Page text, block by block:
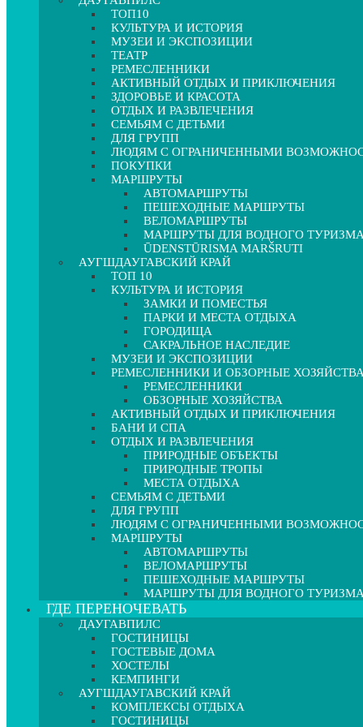
ТОП10
КУЛЬТУРА И ИСТОРИЯ
МУЗЕИ И ЭКСПОЗИЦИИ
ТЕАТР
РЕМЕСЛЕННИКИ
АКТИВНЫЙ ОТДЫХ И ПРИКЛЮЧЕНИЯ
ЗДОРОВЬЕ И КРАСОТА
ОТДЫХ И РАЗВЛЕЧЕНИЯ
СЕМЬЯМ С ДЕТЬМИ
ДЛЯ ГРУПП
ЛЮДЯМ С ОГРАНИЧЕННЫМИ
ПОКУПКИ
МАРШРУТЫ
АВТОМАРШРУТЫ
ПЕШЕХОДНЫЕ МАРШРУТЫ
ВЕЛОМАРШРУТЫ
МАРШРУТЫ ДЛЯ ВОДНОГО ТУРИЗМА
ŪDENSTŪRISMA MARŠRUTI
АУГШДАУГАВСКИЙ КРАЙ
ТОП 10
КУЛЬТУРА И ИСТОРИЯ
ЗАМКИ И ПОМЕСТЬЯ
ПАРКИ И МЕСТА ОТДЫХА
ГОРОДИЩА
САКРАЛЬНОЕ НАСЛЕДИЕ
МУЗЕИ И ЭКСПОЗИЦИИ
РЕМЕСЛЕННИКИ И ОБЗОРНЫЕ ХОЗЯЙСТВА
РЕМЕСЛЕННИКИ
ОБЗОРНЫЕ ХОЗЯЙСТВА
АКТИВНЫЙ ОТДЫХ И ПРИКЛЮЧЕНИЯ
БАНИ И СПА
ОТДЫХ И РАЗВЛЕЧЕНИЯ
ПРИРОДНЫЕ ОБЪЕКТЫ
ПРИРОДНЫЕ ТРОПЫ
МЕСТА ОТДЫХА
СЕМЬЯМ С ДЕТЬМИ
ДЛЯ ГРУПП
ЛЮДЯМ С ОГРАНИЧЕННЫМИ
МАРШРУТЫ
АВТОМАРШРУТЫ
ВЕЛОМАРШРУТЫ
ПЕШЕХОДНЫЕ МАРШРУТЫ
МАРШРУТЫ ДЛЯ ВОДНОГО ТУРИЗМА
ГДЕ ПЕРЕНОЧЕВАТЬ
ДАУГАВПИЛС
ГОСТИНИЦЫ
ГОСТЕВЫЕ ДОМА
ХОСТЕЛЫ
КЕМПИНГИ
АУГШДАУГАВСКИЙ КРАЙ
КОМПЛЕКСЫ ОТДЫХА
ГОСТИНИЦЫ